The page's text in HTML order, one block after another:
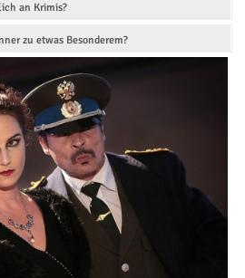
an Krimis?
zu etwas Besonderem?